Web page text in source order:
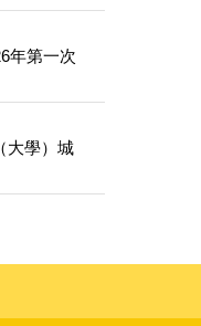
年第一次
大學）城